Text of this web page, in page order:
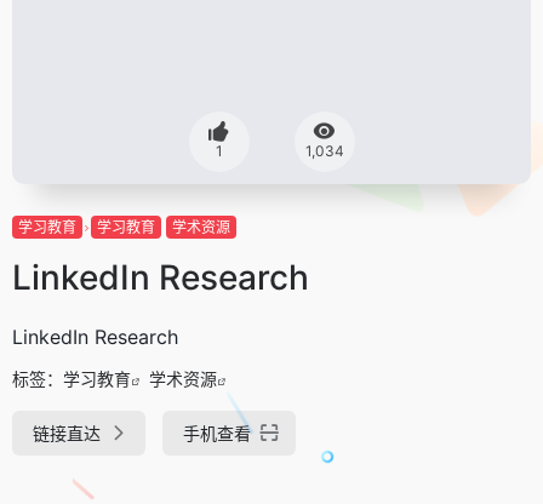
1 1,034
学习教育 学习教育 学术资源
LinkedIn Research
LinkedIn Research
标签： 学习教育 学术资源
链接直达 手机查看